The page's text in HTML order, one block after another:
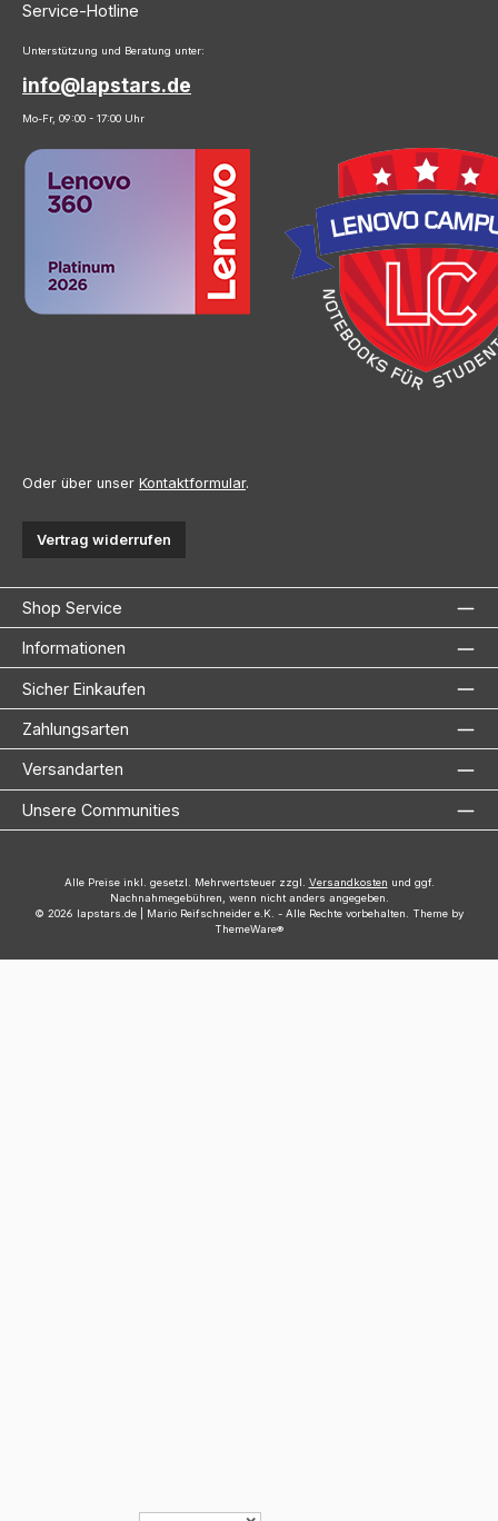
Service-Hotline
Unterstützung und Beratung unter:
info@lapstars.de
Mo-Fr, 09:00 - 17:00 Uhr
Oder über unser Kontaktformular.
Vertrag widerrufen
Shop Service
Informationen
Sicher Einkaufen
Zahlungsarten
Versandarten
Unsere Communities
Alle Preise inkl. gesetzl. Mehrwertsteuer zzgl. Versandkosten und ggf.
Nachnahmegebühren, wenn nicht anders angegeben.
© 2026 lapstars.de | Mario Reifschneider e.K. - Alle Rechte vorbehalten. Theme by
ThemeWare®